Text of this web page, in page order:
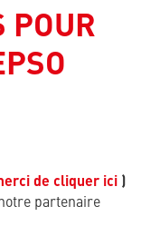
POUR
de cliquer ici )
partenaire